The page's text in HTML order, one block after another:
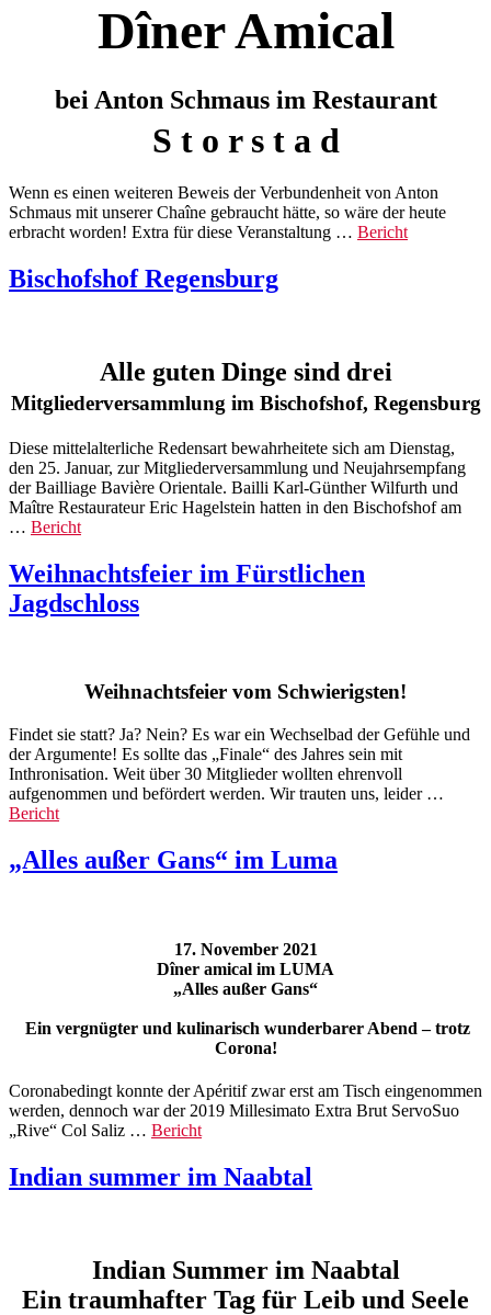
Dîner Amical
bei Anton Schmaus im Restaurant
S t o r s t a d
Wenn es einen weiteren Beweis der Verbundenheit von Anton
Schmaus mit unserer Chaîne gebraucht hätte, so wäre der heute
erbracht worden! Extra für diese Veranstaltung … Bericht
Bischofshof Regensburg
Alle guten Dinge sind drei
Mitgliederversammlung im Bischofshof, Regensburg
Diese mittelalterliche Redensart bewahrheitete sich am Dienstag,
den 25. Januar, zur Mitgliederversammlung und Neujahrsempfang
der Bailliage Bavière Orientale. Bailli Karl-Günther Wilfurth und
Maître Restaurateur Eric Hagelstein hatten in den Bischofshof am
… Bericht
Weihnachtsfeier im Fürstlichen
Jagdschloss
Weihnachtsfeier vom Schwierigsten!
Findet sie statt? Ja? Nein? Es war ein Wechselbad der Gefühle und
der Argumente! Es sollte das „Finale“ des Jahres sein mit
Inthronisation. Weit über 30 Mitglieder wollten ehrenvoll
aufgenommen und befördert werden. Wir trauten uns, leider …
Bericht
„Alles außer Gans“ im Luma
17. November 2021
Dîner amical im LUMA
„Alles außer Gans“
Ein vergnügter und kulinarisch wunderbarer Abend – trotz
Corona!
Coronabedingt konnte der Apéritif zwar erst am Tisch eingenommen
werden, dennoch war der 2019 Millesimato Extra Brut ServoSuo
„Rive“ Col Saliz … Bericht
Indian summer im Naabtal
Indian Summer im Naabtal
Ein traumhafter Tag für Leib und Seele